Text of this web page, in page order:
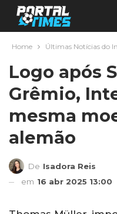
Home Últimas Notícias do
Logo após
Grêmio,
mesma
alemão
De Isadora Reis
em 16 abr 2025 13:00